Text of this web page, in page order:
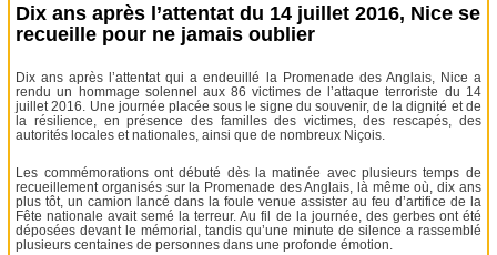
Dix ans après l’attentat du 14 juillet 2016, Nice se
recueille pour ne jamais oublier
Dix ans après l’attentat qui a endeuillé la Promenade des Anglais, Nice a
rendu un hommage solennel aux 86 victimes de l’attaque terroriste du 14
juillet 2016. Une journée placée sous le signe du souvenir, de la dignité et de
la résilience, en présence des familles des victimes, des rescapés, des
autorités locales et nationales, ainsi que de nombreux Niçois.
Les commémorations ont débuté dès la matinée avec plusieurs temps de
recueillement organisés sur la Promenade des Anglais, là même où, dix ans
plus tôt, un camion lancé dans la foule venue assister au feu d’artifice de la
Fête nationale avait semé la terreur. Au fil de la journée, des gerbes ont été
déposées devant le mémorial, tandis qu’une minute de silence a rassemblé
plusieurs centaines de personnes dans une profonde émotion.